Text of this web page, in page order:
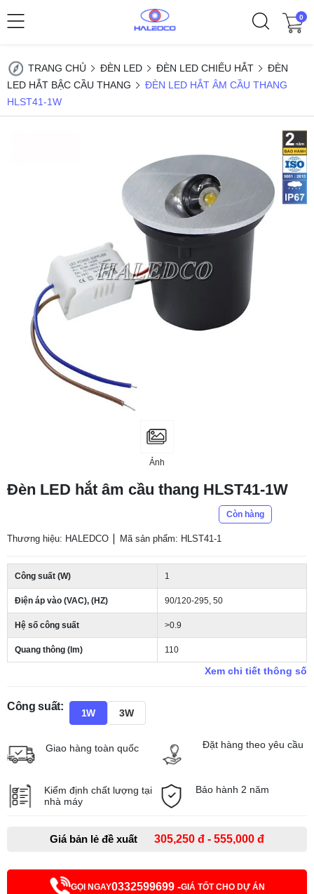
0
TRANG CHỦ ĐÈN LED ĐÈN LED CHIẾU HẮT
ĐÈN
LED HẮT BẬC CẦU THANG
ĐÈN LED HẮT ÂM CẦU THANG
HLST41-1W
Ảnh
Đèn LED hắt âm cầu thang HLST41-1W
Còn hàng
Thương hiệu: HALEDCO Mã sản phẩm: HLST41-1
Công suất (W) 1
Điện áp vào (VAC), (HZ) 90/120-295, 50
Hệ số công suất >0.9
Quang thông (lm) 110
Xem chi tiết thông số
Công suất:
1W 3W
Giao hàng toàn quốc Đặt hàng theo yêu cầu
Kiểm định chất lượng tại
nhà máy
Bảo hành 2 năm
Giá bản lẻ đề xuất 305,250 đ - 555,000 đ
GỌI NGAY0332599699 -GIÁ TỐT CHO DỰ ÁN